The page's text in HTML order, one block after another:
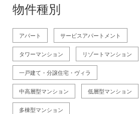
物件種別
アパート サービスアパートメント
タワーマンション リゾートマンション
一戸建て・分譲住宅・ヴィラ
中高層型マンション 低層型マンション
多棟型マンション